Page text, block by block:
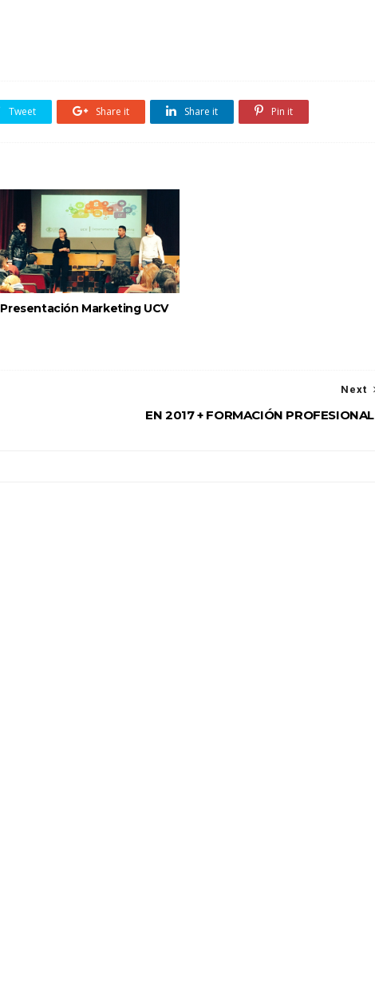
Tweet Share it Share it Pin it
Presentación Marketing UCV
Next
EN 2017 + FORMACIÓN PROFESIONAL